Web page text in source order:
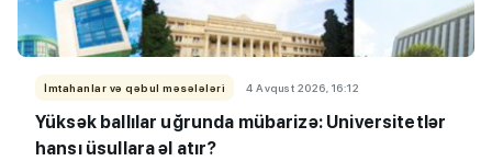
İmtahanlar və qəbul məsələləri 4 Avqust 2026, 16:12
Yüksək ballılar uğrunda mübarizə: Universitetlər
hansı üsullara əl atır?